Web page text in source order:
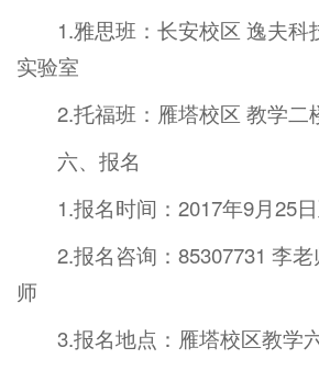
1.雅思班：长安校区 逸夫科
实验室
2.托福班：雁塔校区 教学二
六、报名
1.报名时间：2017年9月25
2.报名咨询：85307731 李
师
3.报名地点：雁塔校区教学